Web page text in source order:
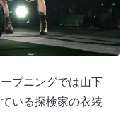
プニングでは山下
いる探検家の衣装